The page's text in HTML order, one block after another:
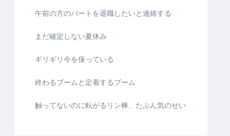
午前の方のパートを退職したいと連絡する
まだ確定しない夏休み
ギリギリ今を保っている
終わるブームと定着するブーム
触ってないのに転がるリン棒、たぶん気のせい